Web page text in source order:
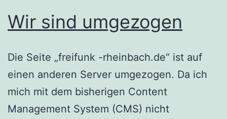
Wir sind umgezogen
Die Seite „freifunk -rheinbach.de“ ist auf
einen anderen Server umgezogen. Da ich
mich mit dem bisherigen Content
Management System (CMS) nicht